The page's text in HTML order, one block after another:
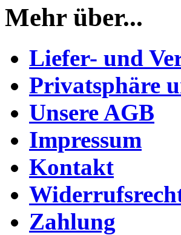
Mehr über...
Liefer- und
Privatsphäre
Unsere AGB
Impressum
Kontakt
Zahlung